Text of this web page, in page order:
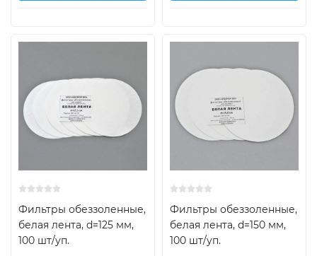
Фильтры обеззоленные,
белая лента, d=125 мм,
100 шт/уп.
Фильтры обеззоленные,
белая лента, d=150 мм,
100 шт/уп.